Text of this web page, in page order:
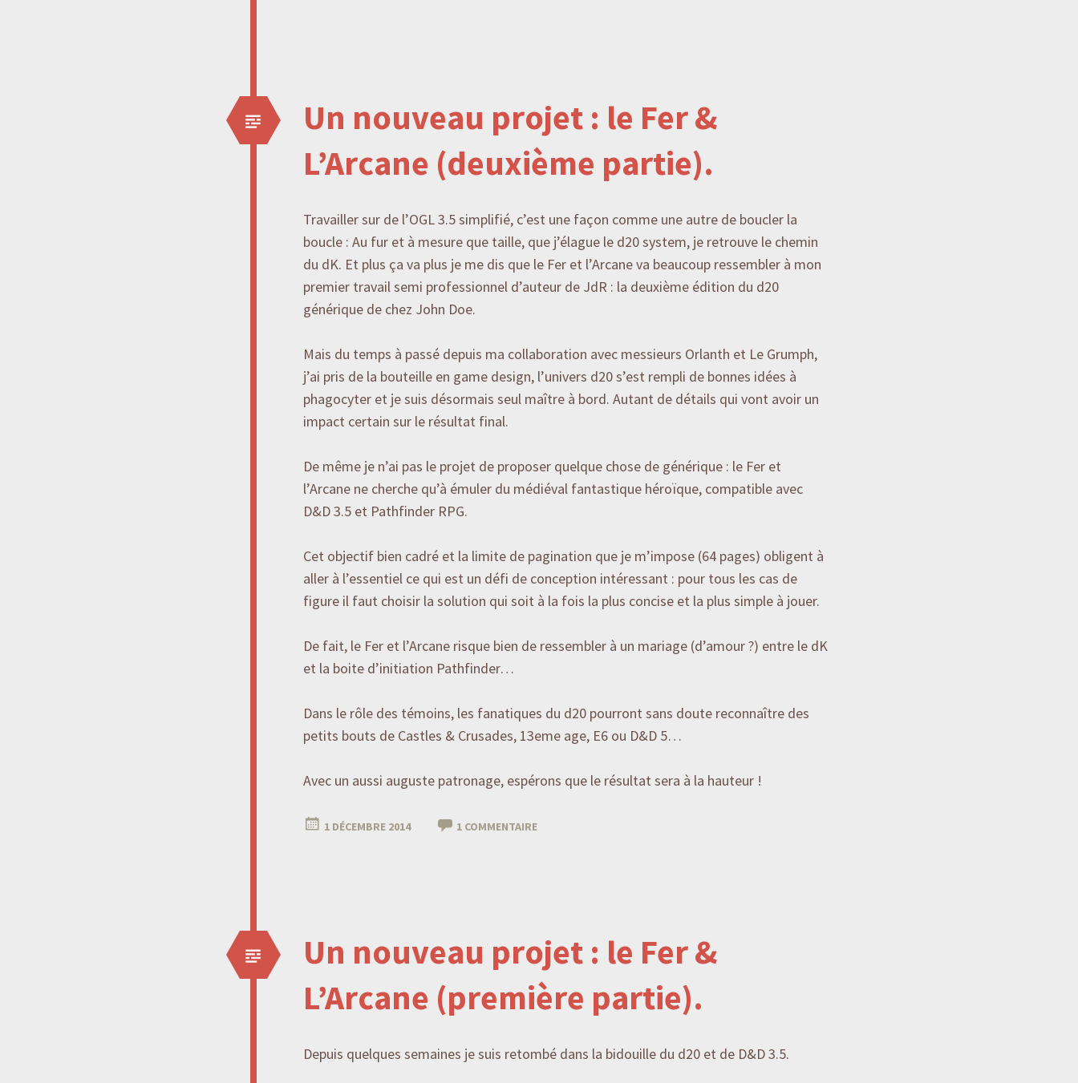
Un nouveau projet : le Fer &
L’Arcane (deuxième partie).
Travailler sur de l’OGL 3.5 simplifié, c’est une façon comme une autre de boucler la
boucle : Au fur et à mesure que taille, que j’élague le d20 system, je retrouve le chemin
du dK. Et plus ça va plus je me dis que le Fer et l’Arcane va beaucoup ressembler à mon
premier travail semi professionnel d’auteur de JdR : la deuxième édition du d20
générique de chez John Doe.
Mais du temps à passé depuis ma collaboration avec messieurs Orlanth et Le Grumph,
j’ai pris de la bouteille en game design, l’univers d20 s’est rempli de bonnes idées à
phagocyter et je suis désormais seul maître à bord. Autant de détails qui vont avoir un
impact certain sur le résultat final.
De même je n’ai pas le projet de proposer quelque chose de générique : le Fer et
l’Arcane ne cherche qu’à émuler du médiéval fantastique héroïque, compatible avec
D&D 3.5 et Pathfinder RPG.
Cet objectif bien cadré et la limite de pagination que je m’impose (64 pages) obligent à
aller à l’essentiel ce qui est un défi de conception intéressant : pour tous les cas de
figure il faut choisir la solution qui soit à la fois la plus concise et la plus simple à jouer.
De fait, le Fer et l’Arcane risque bien de ressembler à un mariage (d’amour ?) entre le dK
et la boite d’initiation Pathfinder…
Dans le rôle des témoins, les fanatiques du d20 pourront sans doute reconnaître des
petits bouts de Castles & Crusades, 13eme age, E6 ou D&D 5…
Avec un aussi auguste patronage, espérons que le résultat sera à la hauteur !
1 DÉCEMBRE 2014 1 COMMENTAIRE
Un nouveau projet : le Fer &
L’Arcane (première partie).
Depuis quelques semaines je suis retombé dans la bidouille du d20 et de D&D 3.5.